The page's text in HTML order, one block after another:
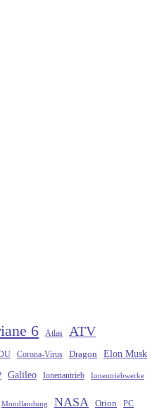
6 Atlas ATV
Corona-Virus Dragon Elon Musk
Galileo Ionenantrieb Ionentriebwerke
Mondlandung NASA Orion PC